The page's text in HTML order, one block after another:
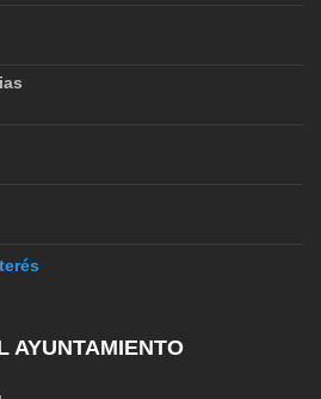
AYUNTAMIENTO